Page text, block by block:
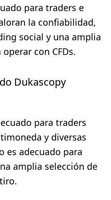
para traders e
la confiabilidad,
social y una amplia
con CFDs.
Dukascopy
para traders
y diversas
es adecuado para
amplia selección de